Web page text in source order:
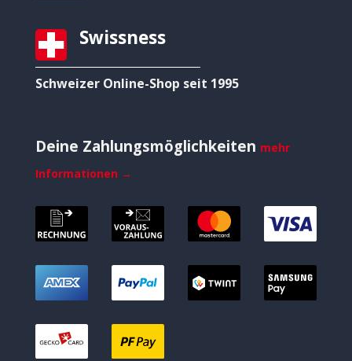
Swissness
Schweizer Online-Shop seit 1995
Deine Zahlungsmöglichkeiten mehr
Informationen →